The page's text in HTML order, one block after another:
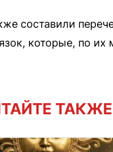
составили
которые, по их
ТАКЖЕ